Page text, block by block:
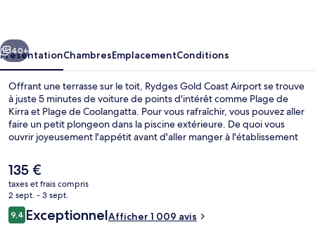
Suivant
40+
PrésentationChambresEmplacementConditions
Offrant une terrasse sur le toit, Rydges Gold Coast Airport se trouve
à juste 5 minutes de voiture de points d'intérêt comme Plage de
Kirra et Plage de Coolangatta. Pour vous rafraîchir, vous pouvez aller
faire un petit plongeon dans la piscine extérieure. De quoi vous
ouvrir joyeusement l'appétit avant d'aller manger à l'établissement
déjeuner et le dîner. Parmi les avantages offerts par cet
hébergement : un bar en bord de piscine, une salle de fitness
ouverte 24 h/24 et un jardin. Les autres voyageurs ne tarissent pas
d'éloges en ce qui concerne le personnel attentionné et la
présentation générale.
Le
prix
actuel
est
de
135 €
taxes et frais compris
2 sept. - 3 sept.
Avis
voyageurs
9,49,4 sur 10
ExceptionnelAfficher 1 009 avis